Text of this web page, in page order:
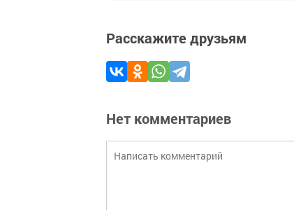
Расскажите друзьям
Нет комментариев